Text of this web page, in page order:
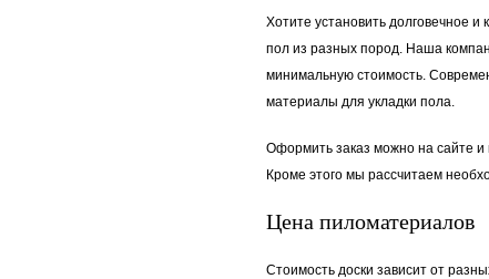
Хотите установить долговечное и
пол из разных пород. Наша
минимальную стоимость.
материалы для укладки пола.
Оформить заказ можно на сайте
Кроме этого мы рассчитаем
Цена пиломатериалов
Стоимость доски зависит от